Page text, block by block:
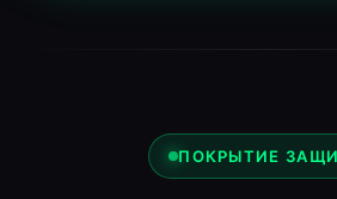
ПОКРЫТИЕ